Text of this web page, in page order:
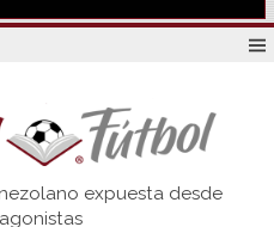
Venezuela
expuesta desde